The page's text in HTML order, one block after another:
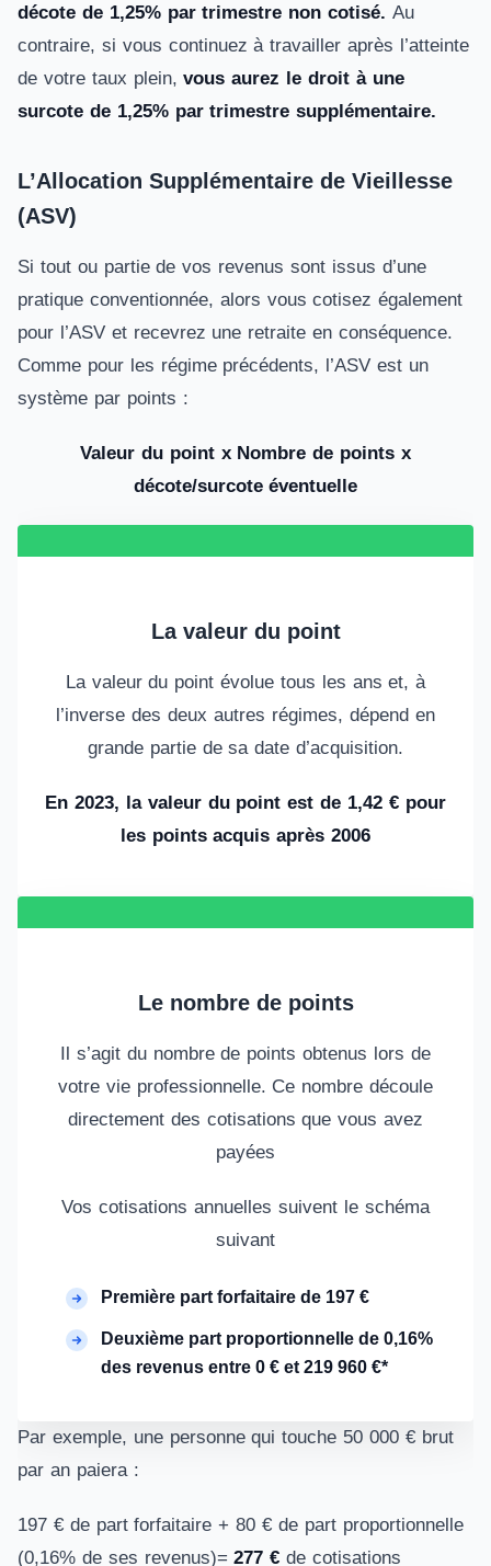
décote de 1,25% par trimestre non cotisé. Au
contraire, si vous continuez à travailler après l’atteinte
de votre taux plein,vous aurez le droit à une
surcote de 1,25% par trimestre supplémentaire.
L’Allocation Supplémentaire de Vieillesse
(ASV)
Si tout ou partie de vos revenus sont issus d’une
pratique conventionnée, alors vous cotisez également
pour l’ASV et recevrez une retraite en conséquence.
Comme pour les régime précédents, l’ASV est un
système par points :
Valeur du point x Nombre de points x
décote/surcote éventuelle
La valeur du point
La valeur du point évolue tous les ans et, à
l’inverse des deux autres régimes, dépend en
grande partie de sa date d’acquisition.
En 2023, la valeur du point est de 1,42 € pour
les points acquis après 2006
Le nombre de points
Il s’agit du nombre de points obtenus lors de
votre vie professionnelle. Ce nombre découle
directement des cotisations que vous avez
payées
Vos cotisations annuelles suivent le schéma
suivant
Première part forfaitaire de 197 €
Deuxième part proportionnelle de 0,16%
des revenus entre 0 € et 219 960 €*
Par exemple, une personne qui touche 50 000 € brut
par an paiera :
197 € de part forfaitaire + 80 € de part proportionnelle
(0,16% de ses revenus)= 277 € de cotisations